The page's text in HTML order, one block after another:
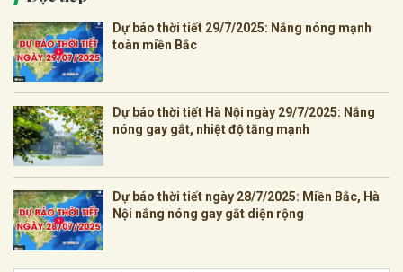
Dự báo thời tiết 29/7/2025: Nắng nóng mạnh
toàn miền Bắc
Dự báo thời tiết Hà Nội ngày 29/7/2025: Nắng
nóng gay gắt, nhiệt độ tăng mạnh
Dự báo thời tiết ngày 28/7/2025: Miền Bắc, Hà
Nội nắng nóng gay gắt diện rộng